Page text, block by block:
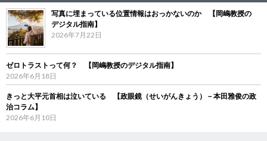
写真に埋まっている位置情報はおっかないのか 【岡嶋教授の
デジタル指南】
2026年7月22日
ゼロトラストって何？ 【岡嶋教授のデジタル指南】
2026年6月18日
きっと大平元首相は泣いている 【政眼鏡（せいがんきょう）－本田雅俊の政
治コラム】
2026年6月10日